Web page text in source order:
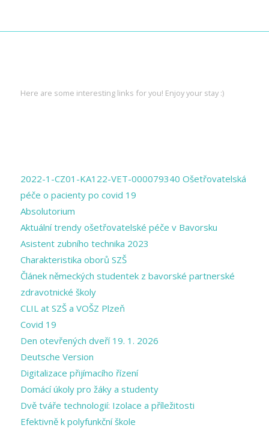
Here are some interesting links for you! Enjoy your stay :)
2022-1-CZ01-KA122-VET-000079340 Ošetřovatelská
péče o pacienty po covid 19
Absolutorium
Aktuální trendy ošetřovatelské péče v Bavorsku
Asistent zubního technika 2023
Charakteristika oborů SZŠ
Článek německých studentek z bavorské partnerské
zdravotnické školy
CLIL at SZŠ a VOŠZ Plzeň
Covid 19
Den otevřených dveří 19. 1. 2026
Deutsche Version
Digitalizace přijímacího řízení
Domácí úkoly pro žáky a studenty
Dvě tváře technologií: Izolace a příležitosti
Efektivně k polyfunkční škole